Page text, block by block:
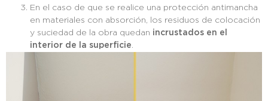
En el caso de que se realice una protección antimancha
en materiales con absorción, los residuos de colocación
y suciedad de la obra quedan incrustados en el
interior de la superficie.